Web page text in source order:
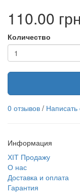
110.00 грн
Количество
0 отзывов / Написать
Информация
ХІТ Продажу
О нас
Доставка и оплата
Гарантия